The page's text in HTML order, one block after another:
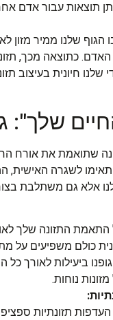
תוצאות עבור אדם
הגוף שלנו ממיר מזון
האדם. כתוצאה מכך,
שלנו חיונית בעיצוב
שלך":
שתואמת את אורח
לשגרה האישית,
אלא גם משתלבת
התזונה שלך
כולם משפיעים על מתי
ביעילות לאורך כל
נוחות.
תזונתיות